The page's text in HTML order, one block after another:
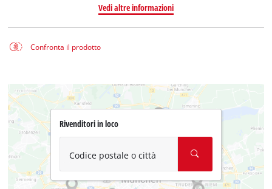
Vedi altre informazioni
Confronta il prodotto
Rivenditori in loco
Codice postale o città